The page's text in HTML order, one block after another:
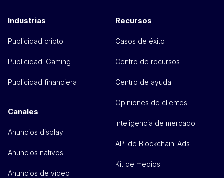
Industrias
Publicidad cripto
Publicidad iGaming
Publicidad financiera
Canales
Anuncios display
Anuncios nativos
Anuncios de vídeo
Recursos
Casos de éxito
Centro de recursos
Centro de ayuda
Opiniones de clientes
Inteligencia de mercado
API de Blockchain-Ads
Kit de medios